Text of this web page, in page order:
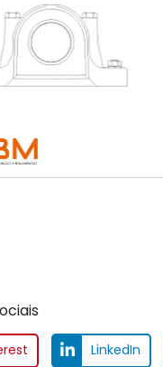
Mancais e Suas
em Roraima
LinkedIn